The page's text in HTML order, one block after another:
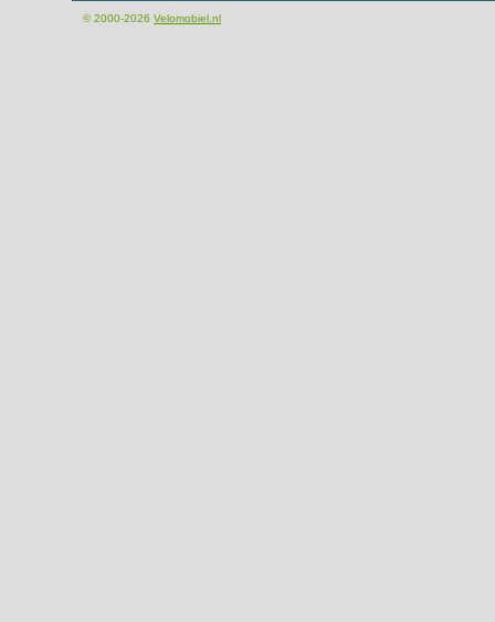
© 2000-2026 Velomobiel.nl